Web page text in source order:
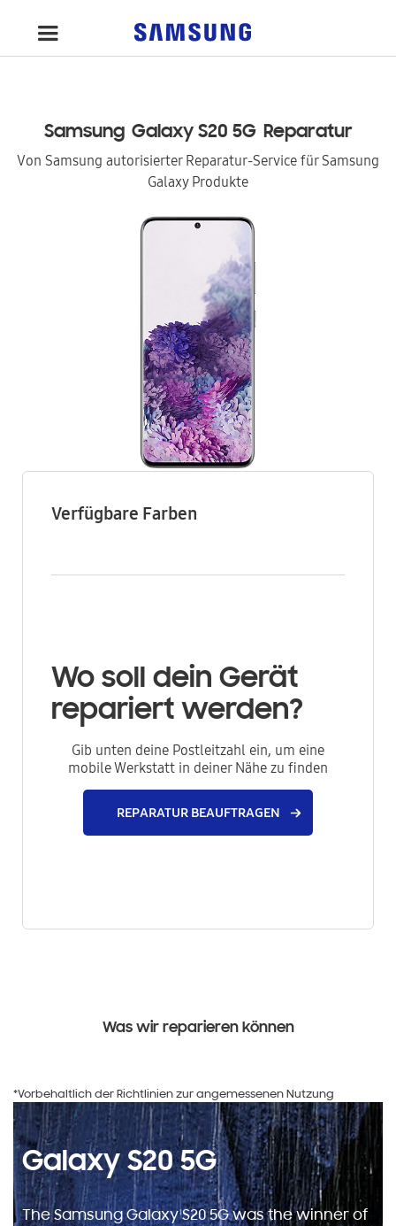
Samsung Galaxy S20 5G Reparatur
Von Samsung autorisierter Reparatur-Service für Samsung
Galaxy Produkte
Verfügbare Farben
Wo soll dein Gerät
repariert werden?
Gib unten deine Postleitzahl ein, um eine
mobile Werkstatt in deiner Nähe zu finden
REPARATUR BEAUFTRAGEN
Was wir reparieren können
*Vorbehaltlich der Richtlinien zur angemessenen Nutzung
Galaxy S20 5G
The Samsung Galaxy S20 5G was the winner of